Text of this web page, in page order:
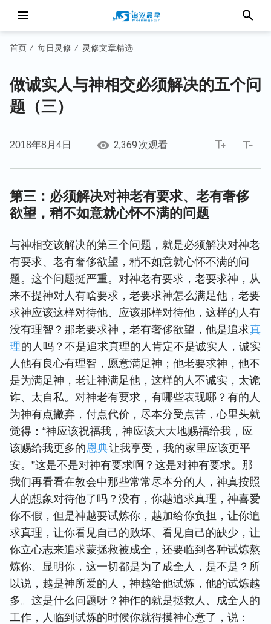
首页 / 每日灵修 / 灵修文章精选
做诚实人与神相交必须解决的五个问
题（三）
2018年8月4日 2,369 次观看
第三：必须解决对神老有要求、老有奢侈
欲望，稍不如意就心怀不满的问题
与神相交该解决的第三个问题，就是必须解决对神老
有要求、老有奢侈欲望，稍不如意就心怀不满的问
题。这个问题挺严重。对神老有要求，老要求神，从
来不提神对人有啥要求，老要求神怎么满足他，老要
求神应该这样对待他、应该那样对待他，这样的人有
没有理智？那老要求神，老有奢侈欲望，他是追求真
理的人吗？不是追求真理的人肯定不是诚实人，诚实
人他有良心有理智，愿意满足神；他老要求神，他不
是为满足神，老让神满足他，这样的人不诚实，太诡
诈、太自私。对神老有要求，有哪些表现哪？有的人
为神有点撇弃，付点代价，尽本分受点苦，心里头就
觉得：“神应该祝福我，神应该大大地赐福给我，应
该赐给我更多的恩典让我享受，我的家里应该更平
安。”这是不是对神有要求啊？这是对神有要求。那
我们再看看在教会中那些常常尽本分的人，神真按照
人的想象对待他了吗？没有，你越追求真理，神喜爱
你不假，但是神越要试炼你，越加给你负担，让你追
求真理，让你看见自己的败坏、看见自己的缺少，让
你立心志来追求蒙拯救被成全，还要临到各种试炼熬
炼你、显明你，这一切都是为了成全人，是不是？所
以说，越是神所爱的人，神越给他试炼，他的试炼越
多。这是什么问题呀？神作的就是拯救人、成全人的
工作，人临到试炼的时候你就得摸神心意了，说：